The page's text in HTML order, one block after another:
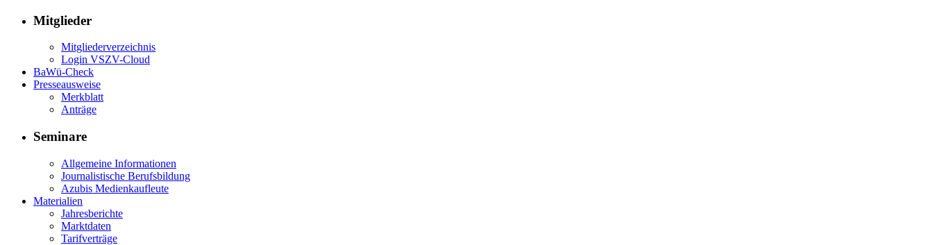
Mitglieder
Mitgliederverzeichnis
Login VSZV-Cloud
BaWü-Check
Presseausweise
Merkblatt
Anträge
Seminare
Allgemeine Informationen
Journalistische Berufsbildung
Azubis Medienkaufleute
Materialien
Jahresberichte
Marktdaten
Tarifverträge